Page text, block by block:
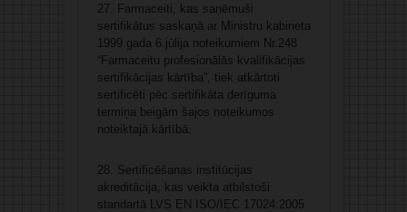
27. Farmaceiti, kas saņēmuši
sertifikātus saskaņā ar Ministru kabineta
1999.gada 6.jūlija noteikumiem Nr.248
“Farmaceitu profesionālās kvalifikācijas
sertifikācijas kārtība”, tiek atkārtoti
sertificēti pēc sertifikāta derīguma
termiņa beigām šajos noteikumos
noteiktajā kārtībā.
28. Sertificēšanas institūcijas
akreditācija, kas veikta atbilstoši
standartā LVS EN ISO/IEC 17024:2005